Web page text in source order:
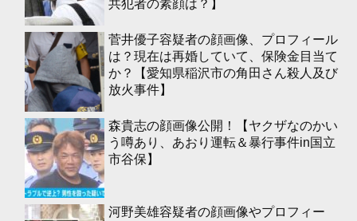
共犯者の素顔は？】
菅井優子容疑者の顔画像、プロフィール
は？現在は再婚していて、保険金目当て
か？【愛知県稲沢市の角田さん殺人及び
放火事件】
森貴志の顔画像公開！【ヤクザなのかい
う噂あり、あおり運転＆暴行事件in国立
市谷保】
河野美雄容疑者の顔画像やプロフィー